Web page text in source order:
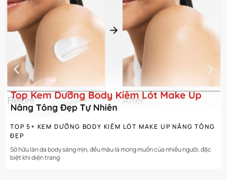
TOP 5+ KEM DƯỠNG BODY KIÊM LÓT MAKE UP NÂNG TÔNG
ĐẸP
Sở hữu làn da body sáng mịn, đều màu là mong muốn của nhiều người, đặc
biệt khi diện trang